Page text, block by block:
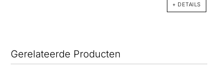
+ DETAILS
Gerelateerde Producten